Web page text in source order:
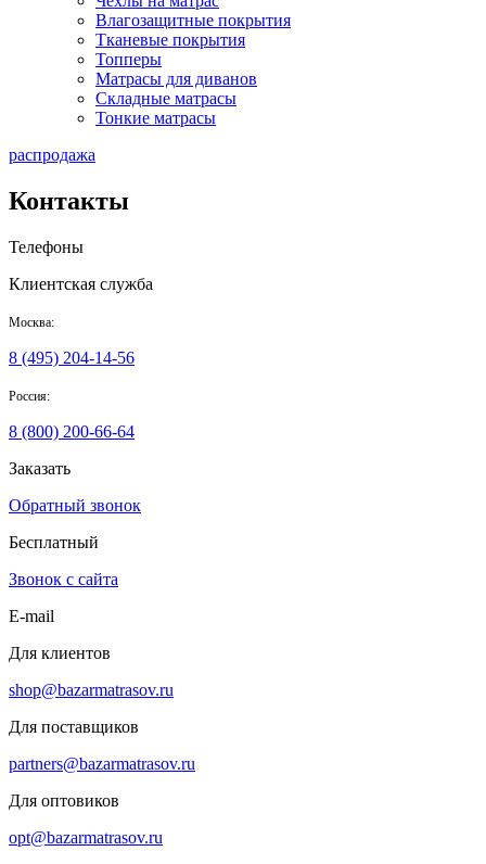
Влагозащитные покрытия
Тканевые покрытия
Топперы
Матрасы для диванов
Складные матрасы
Тонкие матрасы
распродажа
Контакты
Телефоны
Клиентская служба
Москва:
8 (495) 204-14-56
Россия:
8 (800) 200-66-64
Заказать
Обратный звонок
Бесплатный
Звонок с сайта
E-mail
Для клиентов
shop@bazarmatrasov.ru
Для поставщиков
partners@bazarmatrasov.ru
Для оптовиков
opt@bazarmatrasov.ru